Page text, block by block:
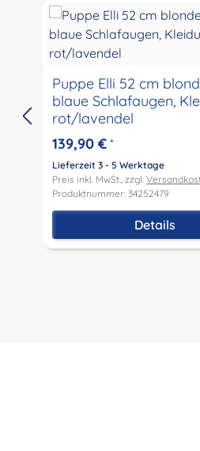
Puppe Elli 52 cm
blaue Schlafaugen,
rot/lavendel
139,90 € *
Lieferzeit 3 - 5 Werktage
Preis inkl. MwSt., zzgl.
Produktnummer: 34252479
Details